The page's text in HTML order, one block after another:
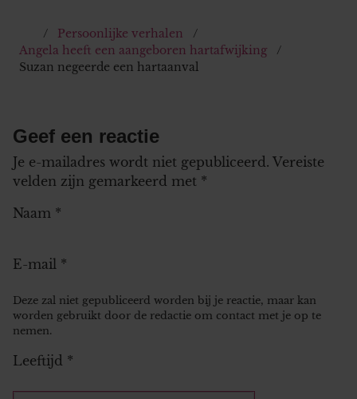
Persoonlijke verhalen
Angela heeft een aangeboren hartafwijking
Suzan negeerde een hartaanval
Geef een reactie
Je e-mailadres wordt niet gepubliceerd. Vereiste
velden zijn gemarkeerd met *
Naam *
E-mail *
Deze zal niet gepubliceerd worden bij je reactie, maar kan
worden gebruikt door de redactie om contact met je op te
nemen.
Leeftijd *